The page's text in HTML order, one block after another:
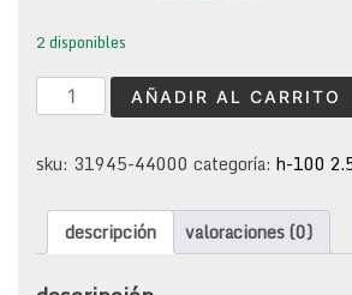
2 disponibles
filtro
de
h100
2.5l
2006-
hormiguita
AÑADIR AL CARRITO
sku: 31945-44000 categoría: h-100
descripción valoraciones (0)